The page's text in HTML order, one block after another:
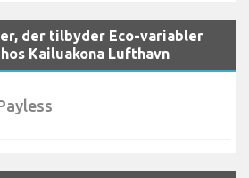
der tilbyder Eco-variabler
Kailuakona Lufthavn